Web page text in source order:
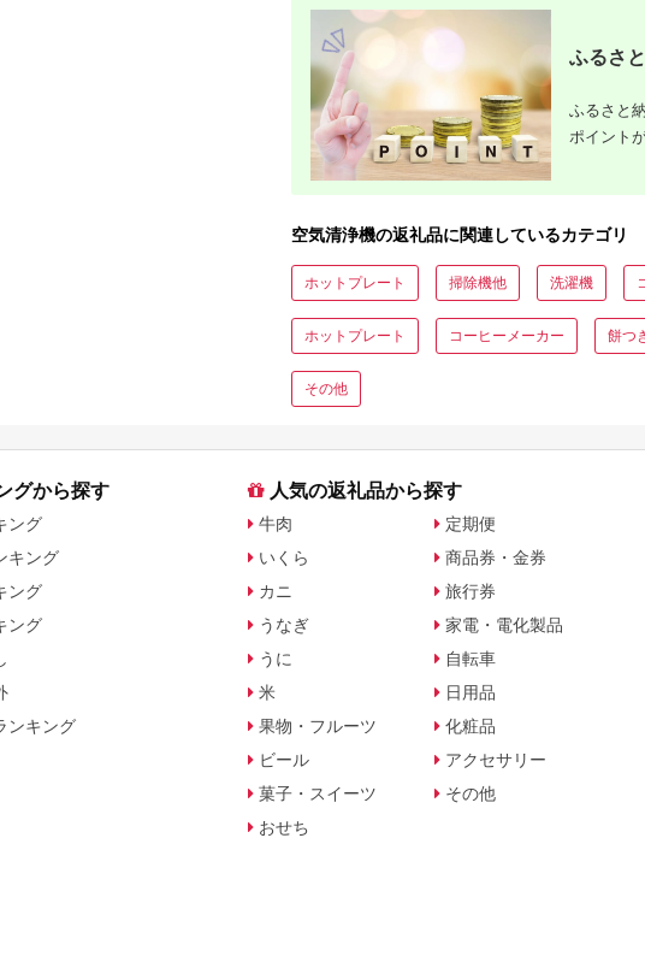
ふるさ
ふるさと
ポイント
空気清浄機の返礼品に関連しているカテゴリ
ホットプレート 掃除機他 洗濯機
ホットプレート コーヒーメーカー 餅つ
その他
グから探す
ング
キング
ング
ング
ンキング
人気の返礼品から探す
牛肉
いくら
カニ
うなぎ
うに
米
果物・フルーツ
ビール
菓子・スイーツ
おせち
定期便
商品券・金券
旅行券
家電・電化製品
自転車
日用品
化粧品
アクセサリー
その他